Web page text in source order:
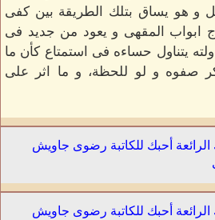
و هو يساق بتلك الطريقة بين كفى
ابواب المقهى و يعود من جديد فى
يتناول حساءه فى استمتاع كأن ما
صفوه و لو للحظة، و ما اثر على
الرائعة أحبك للكاتبة رضوى جاويش
الرائعة أحبك للكاتبة رضوى جاويش